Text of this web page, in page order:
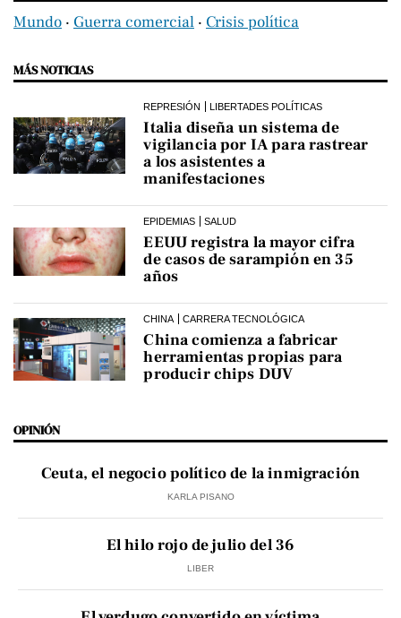
Mundo ‧ Guerra comercial ‧ Crisis política
MÁS NOTICIAS
REPRESIÓN LIBERTADES POLÍTICAS
Italia diseña un sistema de
vigilancia por IA para rastrear
a los asistentes a
manifestaciones
EPIDEMIAS SALUD
EEUU registra la mayor cifra
de casos de sarampión en 35
años
CHINA CARRERA TECNOLÓGICA
China comienza a fabricar
herramientas propias para
producir chips DUV
OPINIÓN
Ceuta, el negocio político de la inmigración
KARLA PISANO
El hilo rojo de julio del 36
LIBER